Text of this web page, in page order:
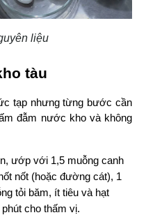
liệu
tàu
tạp nhưng từng bước cần
đẫm nước kho và không
ướp với 1,5 muỗng canh
nốt (hoặc đường cát), 1
tỏi băm, ít tiêu và hạt
cho thấm vị.